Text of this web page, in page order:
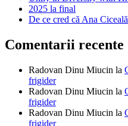
2025 la final
De ce cred că Ana
Comentarii recente
Radovan Dinu Miucin la
frigider
Radovan Dinu Miucin la
frigider
Radovan Dinu Miucin la
frigider